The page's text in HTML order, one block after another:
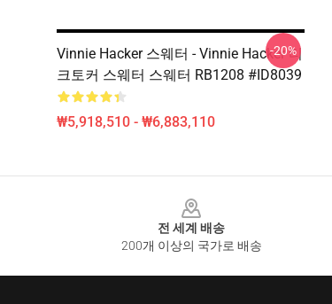
Vinnie Hacker 스웨터 - Vinnie Hacker 티
크토커 스웨터 스웨터 RB1208 #ID8039
₩5,918,510 - ₩6,883,110
-20%
전 세계 배송
200개 이상의 국가로 배송